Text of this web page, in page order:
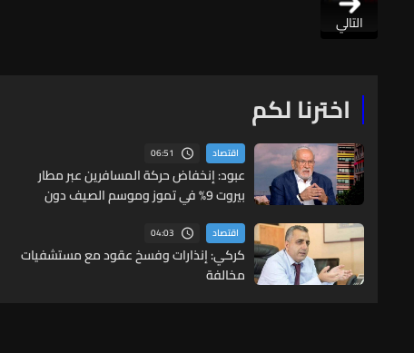
التالي
اخترنا لكم
اقتصاد 06:51
عبود: إنخفاض حركة المسافرين عبر مطار
بيروت 9% في تموز وموسم الصيف دون
اقتصاد 04:03
كركي: إنذارات وفسخ عقود مع مستشفيات
مخالفة